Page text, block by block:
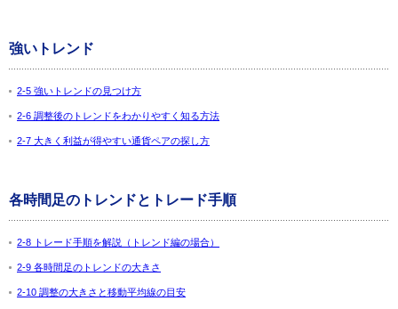
強いトレンド
2-5 強いトレンドの見つけ方
2-6 調整後のトレンドをわかりやすく知る方法
2-7 大きく利益が得やすい通貨ペアの探し方
各時間足のトレンドとトレード手順
2-8 トレード手順を解説（トレンド編の場合）
2-9 各時間足のトレンドの大きさ
2-10 調整の大きさと移動平均線の目安